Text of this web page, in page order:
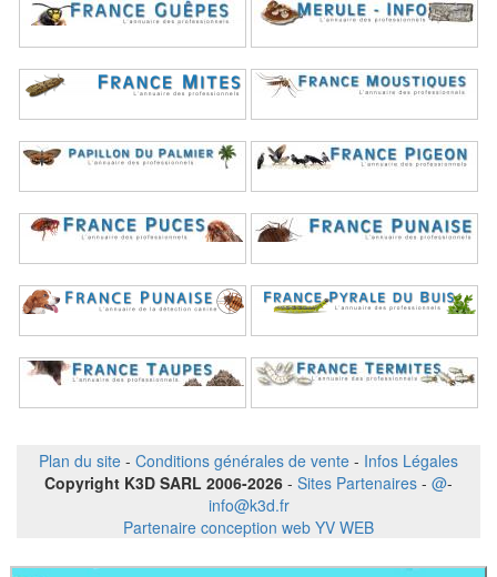
Plan du site - Conditions générales de vente - Infos Légales
Copyright K3D SARL 2006-2026 - Sites Partenaires - @-
info@k3d.fr
Partenaire conception web YV WEB